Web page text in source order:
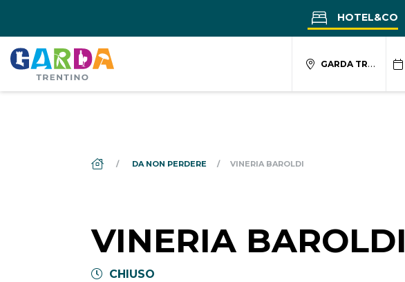
HOTEL&CO
GARDA TRENTINO
DS_BREADCRUMB.HOME
DA NON PERDERE VINERIA BAROLDI
VINERIA BAROLDI
CHIUSO